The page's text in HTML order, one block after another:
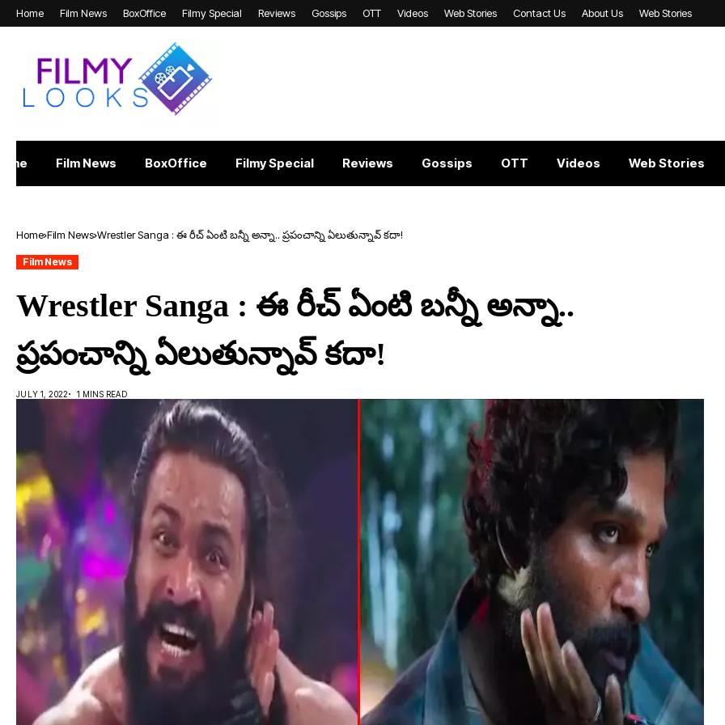
Home Film News BoxOffice Filmy Special Reviews Gossips OTT Videos Web Stories Contact Us About Us Web Stories
Film News BoxOffice Filmy Special Reviews Gossips OTT Videos Web Stories
Home Film News Wrestler Sanga : ఈ రీచ్ ఏంటి బన్నీ అన్నా.. ప్రపంచాన్ని ఏలుతున్నావ్ కదా!
Film News
Wrestler Sanga : ఈ రీచ్ ఏంటి బన్నీ అన్నా..
ప్రపంచాన్ని ఏలుతున్నావ్ కదా!
JULY 1, 2022 1 MINS READ